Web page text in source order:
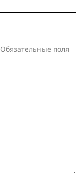
Обязательные поля